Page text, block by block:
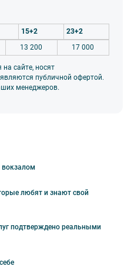
15+2
23+2
13 200 17 000
сайте, носят
публичной офертой.
менеджеров.
любят и знают свой
подтверждено реальными